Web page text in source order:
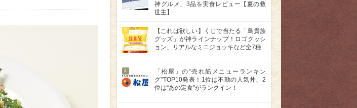
神グルメ」3品を実食レビュー【夏の救
世主】
3
【これは欲しい】くじで当たる「鳥貴族
グッズ」が神ラインナップ！ロゴクッシ
ョン、リアルなミニジョッキなど全7種
4
「松屋」の“売れ筋メニューランキン
グ”TOP10発表！1位は不動の人気丼、2
位は“あの定食”がランクイン！